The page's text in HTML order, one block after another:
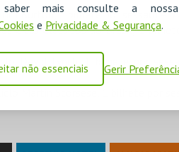
saber mais consulte a
e Privacidade & Segurança.
não essenciais Gerir
Burton, 1 bilhete por sessão) –
Ciclo Clássicos do Brasil, 1 bilhete
David Lynch, 1 bilhete por
Martin Scorsese, 1 bilhete por